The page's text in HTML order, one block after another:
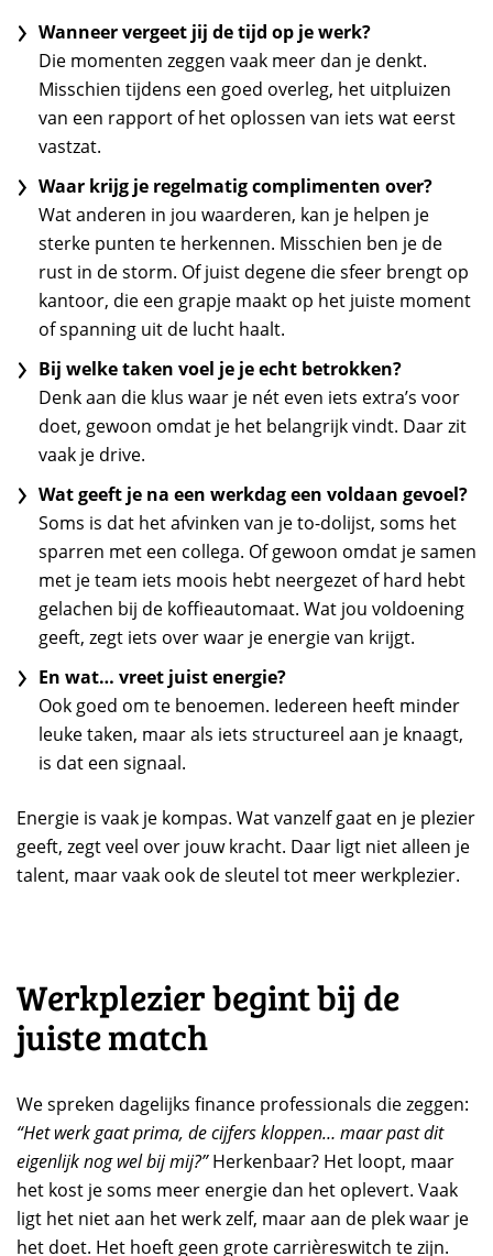
Wanneer vergeet jij de tijd op je werk?
Die momenten zeggen vaak meer dan je denkt.
Misschien tijdens een goed overleg, het uitpluizen
van een rapport of het oplossen van iets wat eerst
vastzat.
Waar krijg je regelmatig complimenten over?
Wat anderen in jou waarderen, kan je helpen je
sterke punten te herkennen. Misschien ben je de
rust in de storm. Of juist degene die sfeer brengt op
kantoor, die een grapje maakt op het juiste moment
of spanning uit de lucht haalt.
Bij welke taken voel je je echt betrokken?
Denk aan die klus waar je nét even iets extra’s voor
doet, gewoon omdat je het belangrijk vindt. Daar zit
vaak je drive.
Wat geeft je na een werkdag een voldaan gevoel?
Soms is dat het afvinken van je to-dolijst, soms het
sparren met een collega. Of gewoon omdat je samen
met je team iets moois hebt neergezet of hard hebt
gelachen bij de koffieautomaat. Wat jou voldoening
geeft, zegt iets over waar je energie van krijgt.
En wat… vreet juist energie?
Ook goed om te benoemen. Iedereen heeft minder
leuke taken, maar als iets structureel aan je knaagt,
is dat een signaal.
Energie is vaak je kompas. Wat vanzelf gaat en je plezier
geeft, zegt veel over jouw kracht. Daar ligt niet alleen je
talent, maar vaak ook de sleutel tot meer werkplezier.
Werkplezier begint bij de
juiste match
We spreken dagelijks finance professionals die zeggen:
“Het werk gaat prima, de cijfers kloppen… maar past dit
eigenlijk nog wel bij mij?”Herkenbaar? Het loopt, maar
het kost je soms meer energie dan het oplevert. Vaak
ligt het niet aan het werk zelf, maar aan de plek waar je
het doet. Het hoeft geen grote carrièreswitch te zijn.